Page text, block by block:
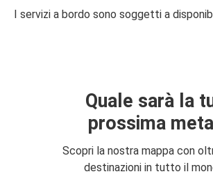
I servizi a bordo sono soggetti a
Quale sarà la
prossima
Scopri la nostra mappa con
destinazioni in tutto il